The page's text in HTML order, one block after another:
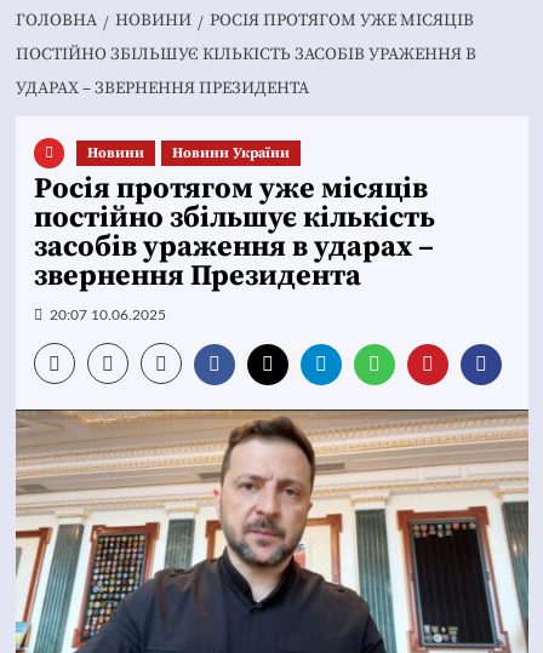
ГОЛОВНА НОВИНИ
РОСІЯ ПРОТЯГОМ УЖЕ МІСЯЦІВ
ПОСТІЙНО ЗБІЛЬШУЄ КІЛЬКІСТЬ ЗАСОБІВ УРАЖЕННЯ В
УДАРАХ – ЗВЕРНЕННЯ ПРЕЗИДЕНТА
Новини Новини України
Росія протягом уже місяців
постійно збільшує кількість
засобів ураження в ударах –
звернення Президента
20:07 10.06.2025